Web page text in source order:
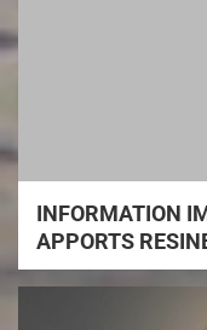
INFORMATION
APPORTS